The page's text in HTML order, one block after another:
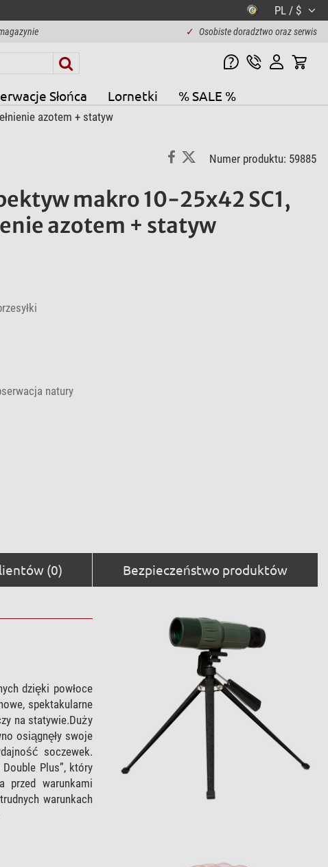
PL / $
✓ Osobiste doradztwo oraz serwis
Słońca Lornetki % SALE %
azotem + statyw
Numer produktu: 59885
makro 10-25x42 SC1,
azotem + statyw
natury
(0) Bezpieczeństwo produktów
dzięki powłoce
spektakularne
na statywie.Duży
osiągnęły swoje
soczewek.
Plus”, który
przed warunkami
warunkach